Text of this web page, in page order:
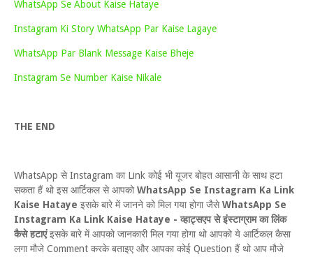
WhatsApp Se About Kaise Hataye
Instagram Ki Story WhatsApp Par Kaise Lagaye
WhatsApp Par Blank Message Kaise Bheje
Instagram Se Number Kaise Nikale
THE END
WhatsApp से Instagram का Link कोई भी यूजर बोहत आसानी के साथ हटा
सकता हैं थो इस आर्टिकल से आपकोWhatsApp Se Instagram Ka Link
Kaise Hataye इसके बारे में जानने को मिल गया होगा जैसेWhatsApp Se
Instagram Ka Link Kaise Hataye - व्हाट्सएप से इंस्टाग्राम का लिंक
कैसे हटाएंइसके बारे में आपको जानकारी मिल गया होगा थो आपको ये आर्टिकल कैसा
लगा मौजे Comment करके बताइए और आपका कोई Question हैं थो आप मौजे